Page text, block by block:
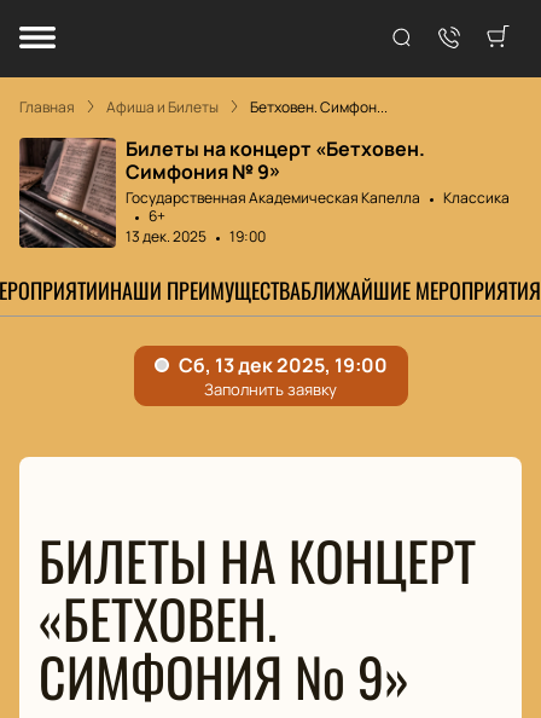
Главная Афиша и Билеты Бетховен. Симфон...
Билеты на концерт «Бетховен.
Симфония № 9»
Государственная Академическая Капелла
Классика
6+
13 дек. 2025
19:00
НАШИ ПРЕИМУЩЕСТВАБЛИЖАЙШИЕ МЕРОПРИЯТИЯ
БИЛЕТЫ НА КОНЦЕРТ
«БЕТХОВЕН.
СИМФОНИЯ № 9»